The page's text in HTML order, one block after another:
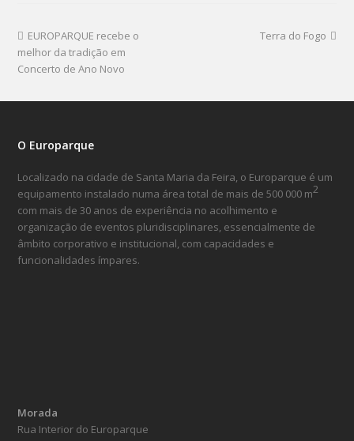
EUROPARQUE recebe o
melhor da tradição em
Concerto de Ano Novo
Terra do Fogo
O Europarque
Localizado na cidade de Santa Maria da Feira, o Europarque é um
equipamento instalado numa área total de mais de 500 000 m2
com mais de 30 anos de experiência no acolhimento e
organização de eventos pluridisciplinares, essencialmente de
âmbito corporativo e institucional, com capacidades e
funcionalidades ímpares.
Morada
Rua Interior do Europarque